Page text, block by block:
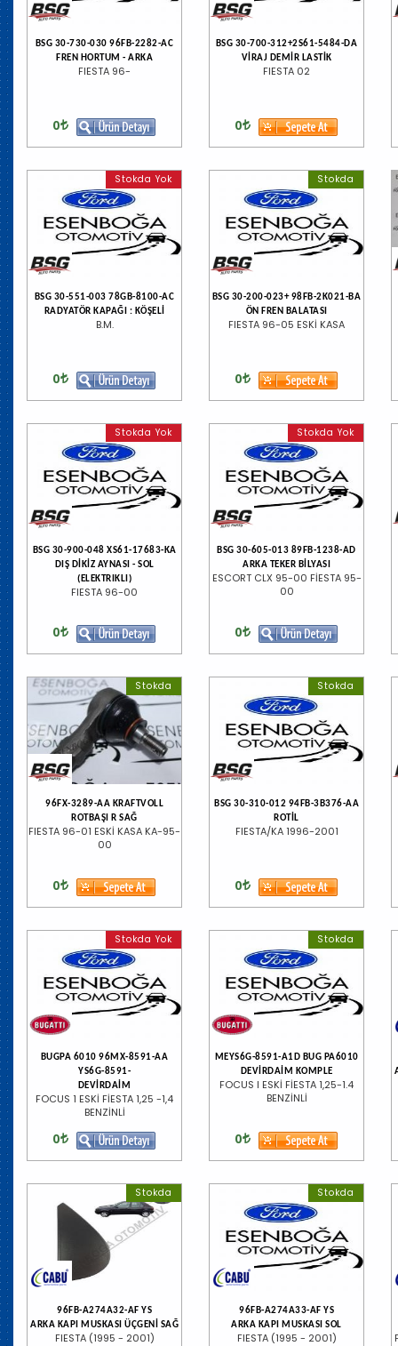
BSG 30-730-030 96FB-2282-AC
FREN HORTUM - ARKA
FIESTA 96-
0
BSG 30-700-312+2S61-5484-DA
VİRAJ DEMİR LASTİK
FIESTA 02
0
Stokda Yok
BSG 30-551-003 78GB-8100-AC
RADYATÖR KAPAĞI : KÖŞELİ
B.M.
0
Stokda
BSG 30-200-023+ 98FB-2K021-BA
ÖN FREN BALATASI
FIESTA 96-05 ESKİ KASA
0
Stokda Yok
BSG 30-900-048 XS61-17683-KA
DIŞ DİKİZ AYNASI - SOL
(ELEKTRIKLI)
FIESTA 96-00
0
Stokda Yok
BSG 30-605-013 89FB-1238-AD
ARKA TEKER BİLYASI
ESCORT CLX 95-00 FİESTA 95-
00
0
Stokda
96FX-3289-AA KRAFTVOLL
ROTBAŞI R SAĞ
FIESTA 96-01 ESKİ KASA KA-95-
00
0
Stokda
BSG 30-310-012 94FB-3B376-AA
ROTİL
FIESTA/KA 1996-2001
0
Stokda Yok
BUGPA 6010 96MX-8591-AA
YS6G-8591-
DEVİRDAİM
FOCUS 1 ESKİ FİESTA 1,25 -1,4
BENZİNLİ
0
Stokda
MEYS6G-8591-A1D BUG PA6010
DEVİRDAİM KOMPLE
FOCUS I ESKİ FİESTA 1,25-1.4
BENZİNLİ
0
Stokda
96FB-A274A32-AF YS
ARKA KAPI MUSKASI ÜÇGENİ SAĞ
FIESTA (1995 - 2001)
Stokda
96FB-A274A33-AF YS
ARKA KAPI MUSKASI SOL
FIESTA (1995 - 2001)